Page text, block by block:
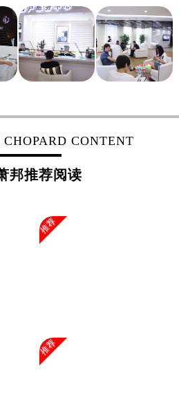
CONTENT
邦推荐阅读
推荐
推荐